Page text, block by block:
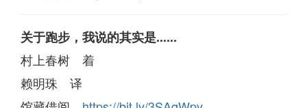
关于跑步，我说的其实是......
村上春树 着
赖明珠 译